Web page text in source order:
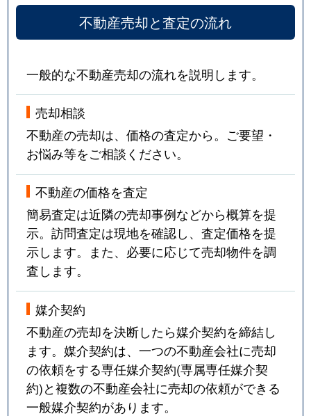
不動産売却と査定の流れ
一般的な不動産売却の流れを説明します。
売却相談
不動産の売却は、価格の査定から。ご要望・
お悩み等をご相談ください。
不動産の価格を査定
簡易査定は近隣の売却事例などから概算を提
示。訪問査定は現地を確認し、査定価格を提
示します。また、必要に応じて売却物件を調
査します。
媒介契約
不動産の売却を決断したら媒介契約を締結し
ます。媒介契約は、一つの不動産会社に売却
の依頼をする専任媒介契約(専属専任媒介契
約)と複数の不動産会社に売却の依頼ができる
一般媒介契約があります。